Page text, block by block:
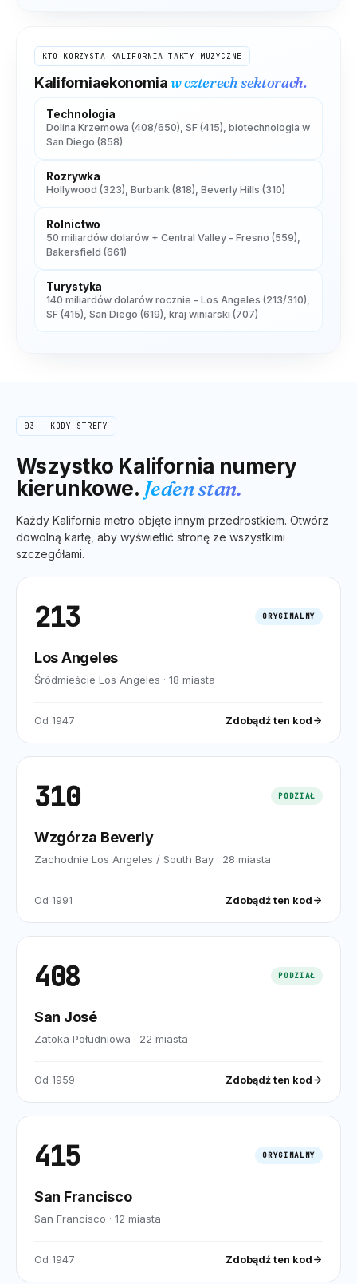
KTO KORZYSTA KALIFORNIA TAKTY MUZYCZNE
Kaliforniaekonomiaw czterech sektorach.
Technologia
Dolina Krzemowa (408/650), SF (415), biotechnologia w
San Diego (858)
Rozrywka
Hollywood (323), Burbank (818), Beverly Hills (310)
Rolnictwo
50 miliardów dolarów + Central Valley – Fresno (559),
Bakersfield (661)
Turystyka
140 miliardów dolarów rocznie – Los Angeles (213/310),
SF (415), San Diego (619), kraj winiarski (707)
03 — KODY STREFY
Wszystko Kalifornia numery
kierunkowe. Jeden stan.
Każdy Kalifornia metro objęte innym przedrostkiem. Otwórz
dowolną kartę, aby wyświetlić stronę ze wszystkimi
szczegółami.
213 ORYGINALNY
Los Angeles
Śródmieście Los Angeles · 18 miasta
Od 1947 Zdobądź ten kod
310 PODZIAŁ
Wzgórza Beverly
Zachodnie Los Angeles / South Bay · 28 miasta
Od 1991 Zdobądź ten kod
408 PODZIAŁ
San José
Zatoka Południowa · 22 miasta
Od 1959 Zdobądź ten kod
415 ORYGINALNY
San Francisco
San Francisco · 12 miasta
Od 1947 Zdobądź ten kod